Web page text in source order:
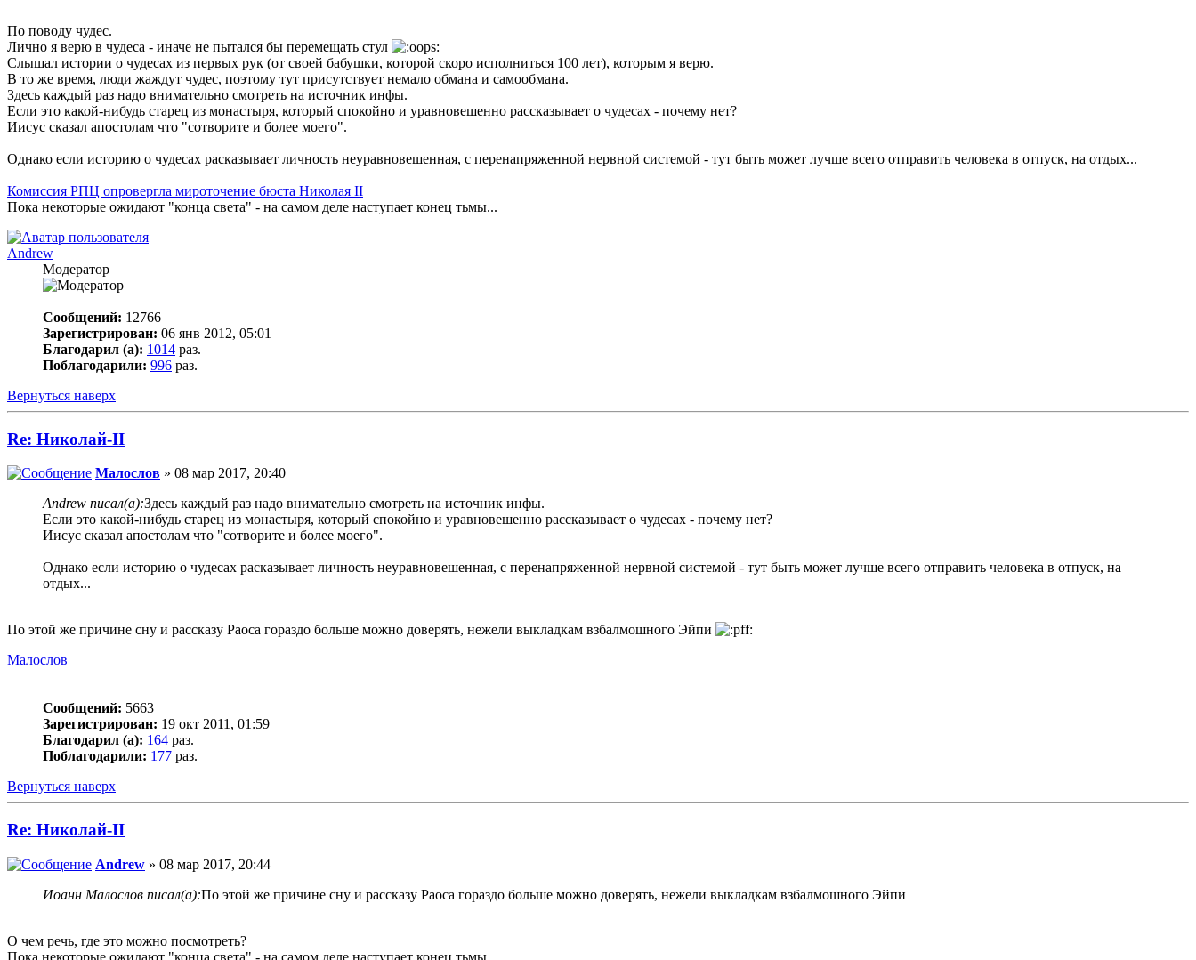
По поводу чудес.
Лично я верю в чудеса - иначе не пытался бы перемещать стул
Слышал истории о чудесах из первых рук (от своей бабушки, которой скоро исполниться 100 лет), которым я верю.
В то же время, люди жаждут чудес, поэтому тут присутствует немало обмана и самообмана.
Здесь каждый раз надо внимательно смотреть на источник инфы.
Если это какой-нибудь старец из монастыря, который спокойно и уравновешенно рассказывает о чудесах - почему нет?
Иисус сказал апостолам что "сотворите и более моего".
Однако если историю о чудесах расказывает личность неуравновешенная, с перенапряженной нервной системой - тут быть может лучше всего отправить человека в отпуск, на отдых...
Комиссия РПЦ опровергла мироточение бюста Николая II
Пока некоторые ожидают "конца света" - на самом деле наступает конец тьмы...
Andrew
Модератор
Сообщений: 12766
Зарегистрирован: 06 янв 2012, 05:01
Благодарил (а): 1014 раз.
Поблагодарили: 996 раз.
Вернуться наверх
Re: Николай-II
Малослов » 08 мар 2017, 20:40
Andrew писал(а):Здесь каждый раз надо внимательно смотреть на источник инфы.
Если это какой-нибудь старец из монастыря, который спокойно и уравновешенно рассказывает о чудесах - почему нет?
Иисус сказал апостолам что "сотворите и более моего".
Однако если историю о чудесах расказывает личность неуравновешенная, с перенапряженной нервной системой - тут быть может лучше всего отправить человека в отпуск, на
отдых...
По этой же причине сну и рассказу Раоса гораздо больше можно доверять, нежели выкладкам взбалмошного Эйпи
Малослов
Сообщений: 5663
Зарегистрирован: 19 окт 2011, 01:59
Благодарил (а): 164 раз.
Поблагодарили: 177 раз.
Вернуться наверх
Re: Николай-II
Andrew » 08 мар 2017, 20:44
Иоанн Малослов писал(а):По этой же причине сну и рассказу Раоса гораздо больше можно доверять, нежели выкладкам взбалмошного Эйпи
О чем речь, где это можно посмотреть?
Пока некоторые ожидают "конца света" - на самом деле наступает конец тьмы...